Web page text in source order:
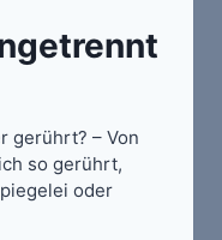
gerührt? – Von
so gerührt,
oder